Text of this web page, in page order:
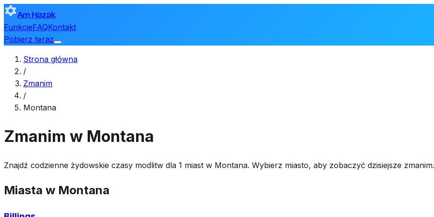
Am Hazak
FunkcjeFAQKontakt
Pobierz teraz
Strona główna
/
Zmanim
/
Montana
Zmanim w Montana
Znajdź codzienne żydowskie czasy modlitw dla 1 miast w Montana. Wybierz miasto, aby zobaczyć dzisiejsze zmanim.
Miasta w Montana